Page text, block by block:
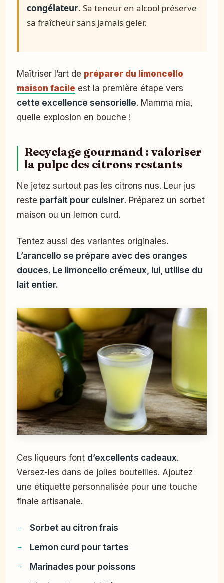
congélateur. Sa teneur en alcool préserve
sa fraîcheur sans jamais geler.
Maîtriser l’art de préparer du limoncello
maison facile est la première étape vers
cette excellence sensorielle. Mamma mia,
quelle explosion en bouche !
Recyclage gourmand : valoriser
la pulpe des citrons restants
Ne jetez surtout pas les citrons nus. Leur jus
reste parfait pour cuisiner. Préparez un sorbet
maison ou un lemon curd.
Tentez aussi des variantes originales.
L’arancello se prépare avec des oranges
douces. Le limoncello crémeux, lui, utilise du
lait entier.
Ces liqueurs font d’excellents cadeaux.
Versez-les dans de jolies bouteilles. Ajoutez
une étiquette personnalisée pour une touche
finale artisanale.
Sorbet au citron frais
Lemon curd pour tartes
Marinades pour poissons